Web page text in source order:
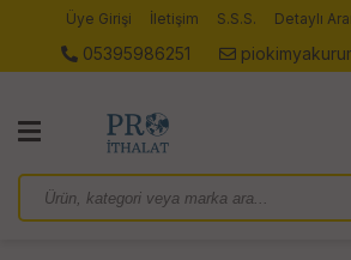
Üye Girişi İletişim S.S.S. Detaylı
05395986251